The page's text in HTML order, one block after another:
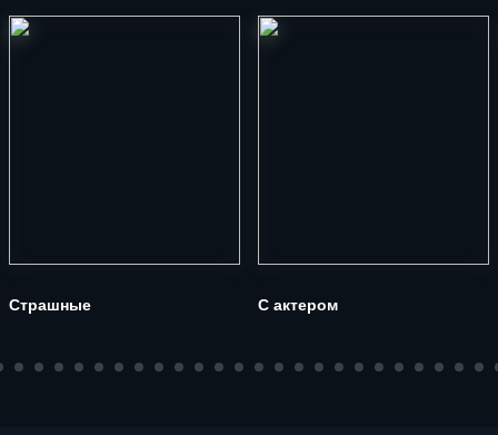
Страшные С актером